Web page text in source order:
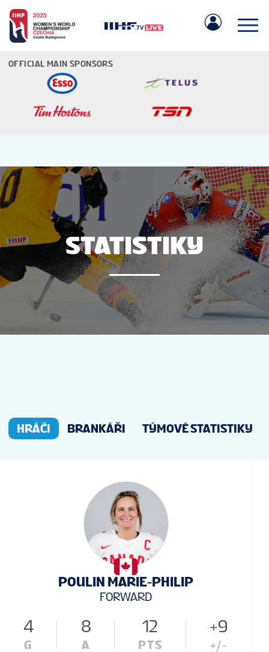
OFFICIAL MAIN SPONSORS
ZÁPASY
TÝMY
NOVINKY
STATISTIKY
VSTUPENKY
FAN GUIDE
MASKOTKA
STATISTIKY
HRÁČI BRANKÁŘI TÝMOVÉ STATISTIKY
POULIN MARIE-PHILIP
FORWARD
4
G
8
A
12
PTS
+9
+/-